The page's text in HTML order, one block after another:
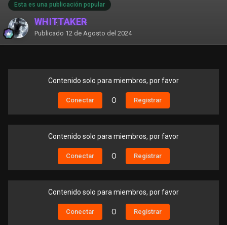
Esta es una publicación popular
WHITTAKER
Publicado 12 de Agosto del 2024
Contenido solo para miembros, por favor
Conectar O Registrar
Contenido solo para miembros, por favor
Conectar O Registrar
Contenido solo para miembros, por favor
Conectar O Registrar